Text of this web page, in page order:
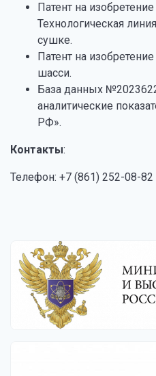
Патент на
Технологическая
сушке.
Патент на
шасси.
База данных
аналитические
РФ».
Контакты:
Телефон: +7 (861) 252-08-82